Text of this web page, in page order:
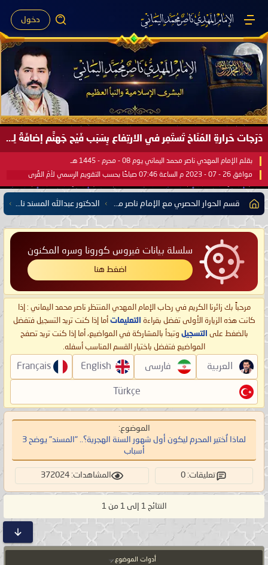
دخول
دَرَجات حَرارةِ المُنَاخ تَستَمِر في الارتِفاع بِسَبَب فَيْح جَهنَّم إضافَةً لِحرارةِ الشَّمس في مُحكَم القُرآن العَظيم ..
بقلم الإمام المهدي ناصر محمد اليماني يوم 08 - محرم - 1445 هـ
موافق 26 - 07 - 2023 م الساعة 07:46 صباحًا بحسب التقويم الرسمي لأمّ القُرى
سلسلة بيانات فيروس كورونا وسره المكنون
اضغط هنا
مرحباً بك زائرنا الكريم في رحاب الإمام المهدي المنتظر ناصر محمد اليماني : إذا
كانت هذه الزيارة الأولى تفضل بقراءة التعليمات أما إذا كنت تريد التسجيل فتفضل
بالضغط على التسجيل وتبدأ بالمشاركة في المواضيع، أما إذا كنت تريد تصفح
المواضيع فتفضل باختيار القسم المناسب أسفله.
العربية فارسی English
Français
Türkçe
الموضوع:
لماذا اُختير المحرم ليكون أول شهور السنة الهجرية؟.. "المسند" يوضح 3
أسباب
تعليقات: 0 المشاهدات: 372024
النتائج 1 إلى 1 من 1
أدوات الموضوع